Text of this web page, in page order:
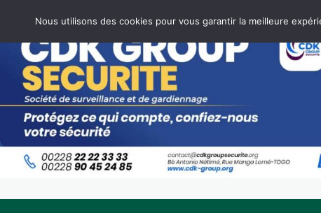
Nous utilisons des cookies pour vous garantir la meilleure